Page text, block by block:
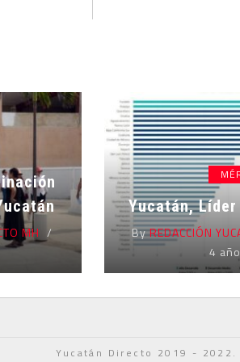
MH
Yucatán, Líder
ByREDACCIÓN
4
Yucatán Directo 2019 - 2022.